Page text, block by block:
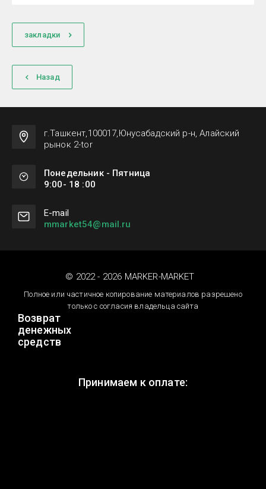
закладки
Назад
г.Ташкент,100017,Юнусабадский р-н, Алайский
рынок 2-tor
Понедельник - Пятница
9:00- 18 :00
Е-mail
mmarket54@mail.ru
© 2022 - 2026 MARKER-MARKET
Полное или частичное копирование материалов разрешено
только с согласия владельца сайта
Возврат
денежных
средств
Принимаем к оплате: